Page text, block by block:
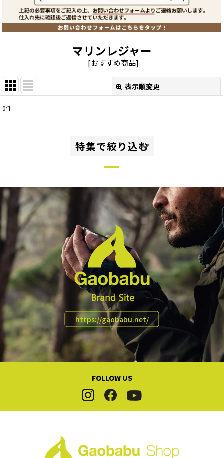
マリンレジャー
[おすすめ商品]
表示順変更
絞り込む
0件
特集で絞り込む
ソロ・デュオキャンプ、ツーリング
ハイキング・トレッキング
ピクニック・チェアリング
バーベキューBBQ
車中泊
ファミリーフィッシング
マリンレジャー
スポーツ観戦・応援
【災害対策】コンロ・熱源
【災害対策】クーラー・ジャグ・保冷剤
https://gaobabu.net/
FOLLOW US